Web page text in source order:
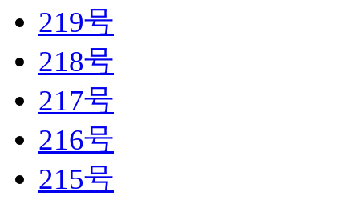
219号
218号
217号
216号
215号